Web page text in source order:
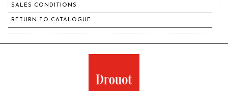
SALES CONDITIONS
RETURN TO CATALOGUE